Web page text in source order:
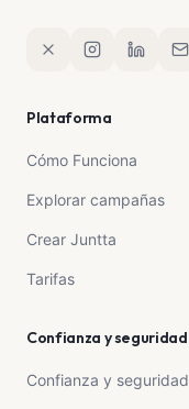
Plataforma
Cómo Funciona
Explorar campañas
Crear Juntta
Tarifas
Confianza y seguridad
Confianza y seguridad